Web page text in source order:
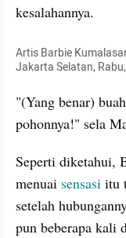
kesalahannya.
Artis Barbie
Jakarta Selatan,
"(Yang benar)
pohonnya!" sela
Seperti diketahui,
menuai sensasi itu
setelah
pun beberapa kali